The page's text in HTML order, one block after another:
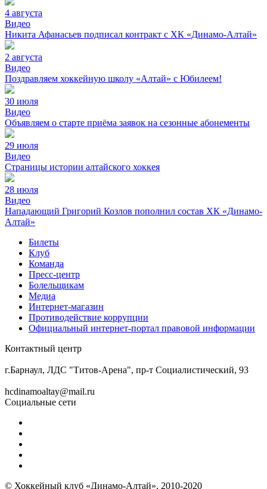
4 августа
Видео
Никита Афанасьев подписал контракт с ХК «Динамо-Алтай»
2 августа
Видео
Поздравляем хоккейную школу «Алтай» с Юбилеем!
30 июля
Видео
Объявляем о старте приёма заявок на сезонные абонементы
29 июля
Видео
Страницы истории алтайского хоккея
28 июля
Видео
Нападающий Григорий Козлов пополнил состав ХК «Динамо-
Алтай»
Билеты
Клуб
Команда
Пресс-центр
Болельщикам
Медиа
Интернет-магазин
Противодействие коррупции
Официальный интернет-портал правовой информации
Контактный центр
г.Барнаул, ЛДС "Титов-Арена", пр-т Социалистический, 93
hcdinamoaltay@mail.ru
Социальные сети
© Хоккейный клуб «Динамо-Алтай», 2010-2020